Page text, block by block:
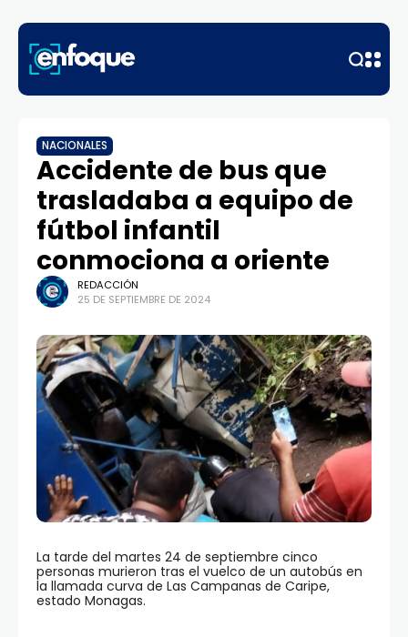
NACIONALES
Accidente de bus que
trasladaba a equipo de
fútbol infantil
conmociona a oriente
REDACCIÓN
25 DE SEPTIEMBRE DE 2024
La tarde del martes 24 de septiembre cinco
personas murieron tras el vuelco de un autobús en
la llamada curva de Las Campanas de Caripe,
estado Monagas.